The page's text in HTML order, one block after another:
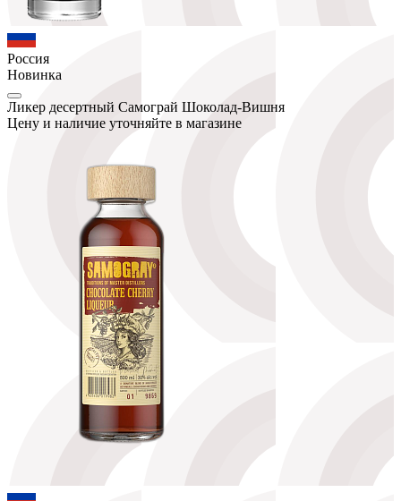
Россия
Новинка
Ликер десертный Самограй Шоколад-Вишня
Цену и наличие уточняйте в магазине